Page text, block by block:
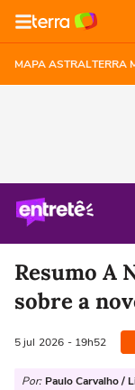
MAPA ASTRALTERRA
Resumo A
sobre a
5 jul 2026 - 19h52
Por: Paulo Carvalho /